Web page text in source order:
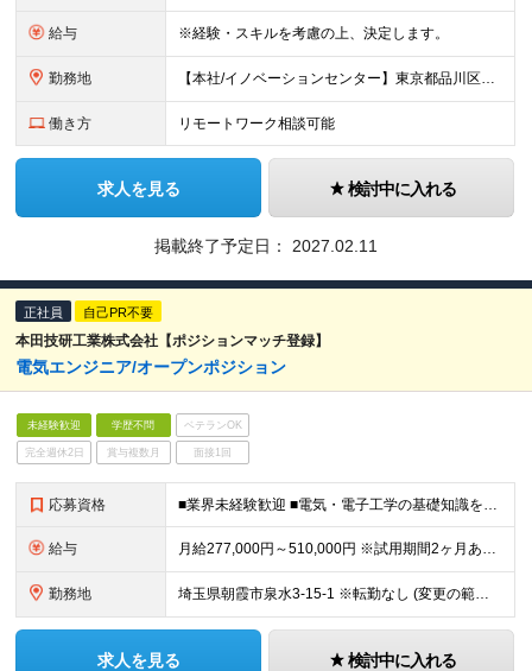
給与 ※経験・スキルを考慮の上、決定します。
勤務地 【本社/イノベーションセンター】東京都品川区西大井1-5-20 ※配属や職種により勤務地が異なる場合がございます。 詳細はこちら：https://www.jp.nikon.com/company/co
働き方 リモートワーク相談可能
求人を見る 検討中に入れる
掲載終了予定日： 2027.02.11
正社員 自己PR不要
本田技研工業株式会社【ポジションマッチ登録】
電気エンジニア/オープンポジション
未経験歓迎 学歴不問 ベテランOK
完全週休2日 賞与複数月 面接1回
応募資格 ■業界未経験歓迎 ■電気・電子工学の基礎知識をお持ちの方 ■学歴不問
給与 月給277,000円～510,000円 ※試用期間2ヶ月あり。期間中の給与・待遇の差異はありません ※残業代は別途全額支給いたします ∟平均残業時間：30時間
勤務地 埼玉県朝霞市泉水3-15-1 ※転勤なし (変更の範囲)上記を除く当社関連勤務地
求人を見る 検討中に入れる